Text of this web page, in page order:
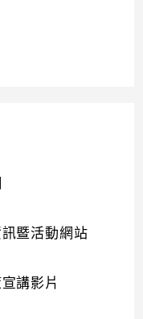
暨活動網站
講影片